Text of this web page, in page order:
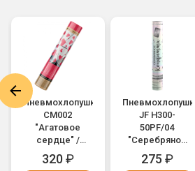
Пневмохлопушка
CM002
"Агатовое
сердце" /
Agate Heart
(золотые и
320₽
Пневмохлопушка
JF H300-
50PF/04
"Серебряное
конфетти"
(серебряное
275 ₽